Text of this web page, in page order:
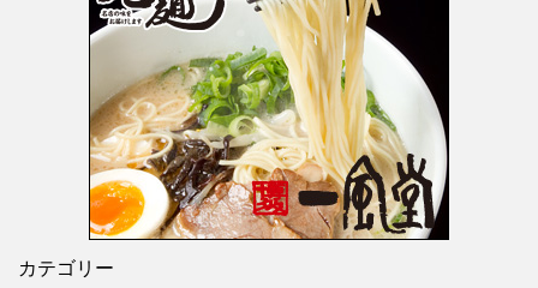
カテゴリー